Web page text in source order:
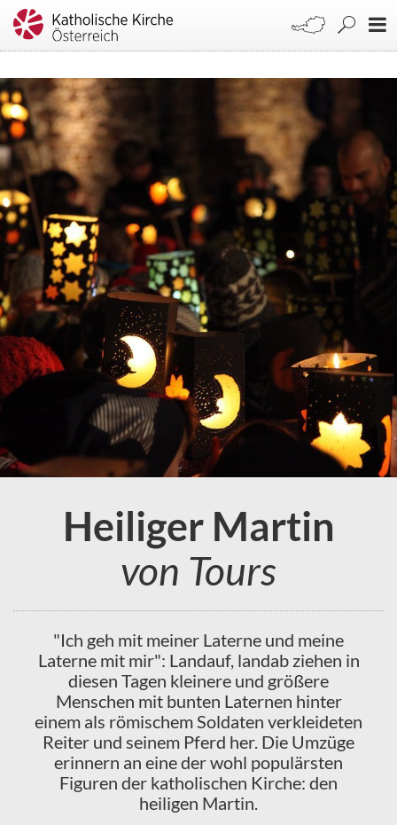
Heiliger Martin
von Tours
"Ich geh mit meiner Laterne und meine
Laterne mit mir": Landauf, landab ziehen in
diesen Tagen kleinere und größere
Menschen mit bunten Laternen hinter
einem als römischem Soldaten verkleideten
Reiter und seinem Pferd her. Die Umzüge
erinnern an eine der wohl populärsten
Figuren der katholischen Kirche: den
heiligen Martin.